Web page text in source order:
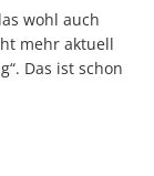
wohl auch
mehr aktuell
Das ist schon